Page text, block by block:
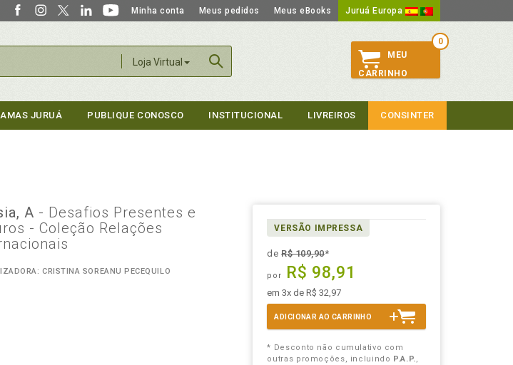
Minha conta Meus pedidos Meus eBooks Juruá Europa
Loja Virtual
0
MEU
CARRINHO
JURUÁ PUBLIQUE CONOSCO INSTITUCIONAL LIVREIROS CONSINTER
A - Desafios Presentes e
- Coleção Relações
CRISTINA SOREANU PECEQUILO
VERSÃO IMPRESSA
deR$ 109,90*
por R$ 98,91
em 3x de R$ 32,97
ADICIONAR AO CARRINHO
* Desconto não cumulativo com
outras promoções, incluindo P.A.P.,